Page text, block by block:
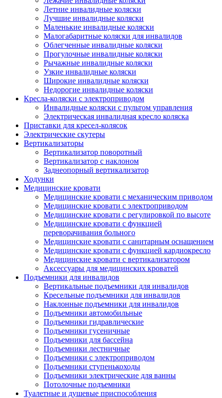
Летние инвалидные коляски
Лучшие инвалидные коляски
Маленькие инвалидные коляски
Малогабаритные коляски для инвалидов
Облегченные инвалидные коляски
Прогулочные инвалидные коляски
Рычажные инвалидные коляски
Узкие инвалидные коляски
Широкие инвалидные коляски
Недорогие инвалидные коляски
Кресла-коляски с электроприводом
Инвалидные коляски с пультом управления
Электрическая инвалидная кресло коляска
Приставки для кресел-колясок
Электрические скутеры
Вертикализаторы
Вертикализатор поворотный
Вертикализатор с наклоном
Заднеопорный вертикализатор
Ходунки
Медицинские кровати
Медицинские кровати с механическим приводом
Медицинские кровати с электроприводом
Медицинские кровати с регулировкой по высоте
Медицинские кровати с функцией
переворачивания больного
Медицинские кровати с санитарным оснащением
Медицинские кровати с функцией кардиокресло
Медицинские кровати с вертикализатором
Аксессуары для медицинских кроватей
Подъемники для инвалидов
Вертикальные подъемники для инвалидов
Кресельные подъемники для инвалидов
Наклонные подъемники для инвалидов
Подъемники автомобильные
Подъемники гидравлические
Подъемники гусеничные
Подъемники для бассейна
Подъемники лестничные
Подъемники с электроприводом
Подъемники ступенькоходы
Подъемники электрические для ванны
Потолочные подъемники
Туалетные и душевые приспособления